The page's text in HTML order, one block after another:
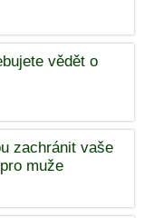
vědět o
zachránit vaše
muže